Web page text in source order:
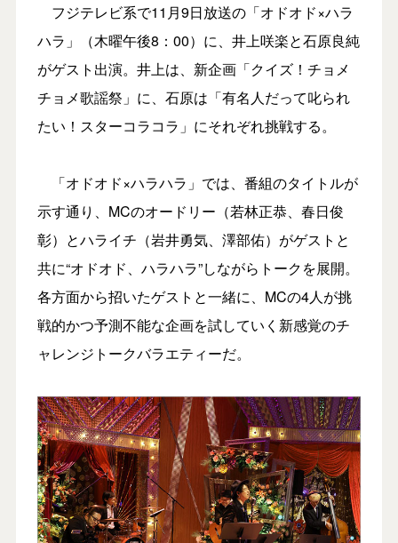
フジテレビ系で11月9日放送の「オドオド×ハラ
ハラ」（木曜午後8：00）に、井上咲楽と石原良純
がゲスト出演。井上は、新企画「クイズ！チョメ
チョメ歌謡祭」に、石原は「有名人だって叱られ
たい！スターコラコラ」にそれぞれ挑戦する。
「オドオド×ハラハラ」では、番組のタイトルが
示す通り、MCのオードリー（若林正恭、春日俊
彰）とハライチ（岩井勇気、澤部佑）がゲストと
共に“オドオド、ハラハラ”しながらトークを展開。
各方面から招いたゲストと一緒に、MCの4人が挑
戦的かつ予測不能な企画を試していく新感覚のチ
ャレンジトークバラエティーだ。